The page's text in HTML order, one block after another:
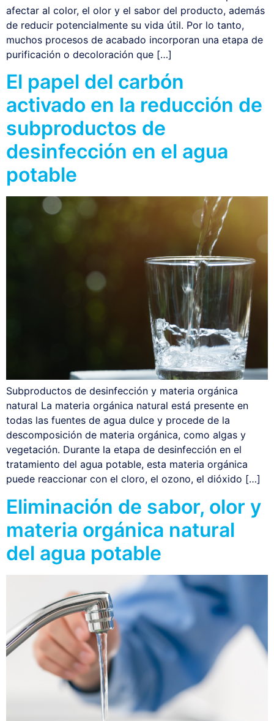
afectar al color, el olor y el sabor del producto, además
de reducir potencialmente su vida útil. Por lo tanto,
muchos procesos de acabado incorporan una etapa de
purificación o decoloración que […]
El papel del carbón
activado en la reducción de
subproductos de
desinfección en el agua
potable
Subproductos de desinfección y materia orgánica
natural La materia orgánica natural está presente en
todas las fuentes de agua dulce y procede de la
descomposición de materia orgánica, como algas y
vegetación. Durante la etapa de desinfección en el
tratamiento del agua potable, esta materia orgánica
puede reaccionar con el cloro, el ozono, el dióxido […]
Eliminación de sabor, olor y
materia orgánica natural
del agua potable